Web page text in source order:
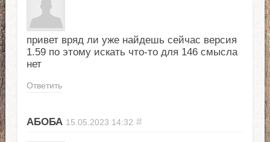
привет вряд ли уже найдешь сейчас версия
1.59 по этому искать что-то для 146 смысла
нет
Ответить
АБОБА 15.05.2023 14:32 #